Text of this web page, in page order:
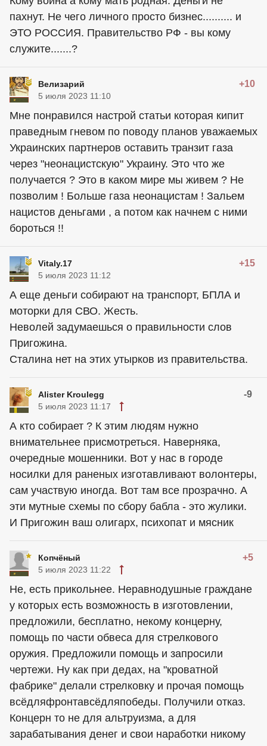
пахнут. Не чего личного просто бизнес.......... и
ЭТО РОССИЯ. Правительство РФ - вы кому
служите.......?
Велизарий +10
5 июля 2023 11:10
Мне понравился настрой статьи которая кипит
праведным гневом по поводу планов уважаемых
Украинских партнеров оставить транзит газа
через "неонацистскую" Украину. Это что же
получается ? Это в каком мире мы живем ? Не
позволим ! Больше газа неонацистам ! Зальем
нацистов деньгами , а потом как начнем с ними
бороться !!
Vitaly.17 +15
5 июля 2023 11:12
А еще деньги собирают на транспорт, БПЛА и
моторки для СВО. Жесть.
Неволей задумаешься о правильности слов
Пригожина.
Сталина нет на этих утырков из правительства.
Alister Kroulegg -9
5 июля 2023 11:17
А кто собирает ? К этим людям нужно
внимательнее присмотреться. Наверняка,
очередные мошенники. Вот у нас в городе
носилки для раненых изготавливают волонтеры,
сам участвую иногда. Вот там все прозрачно. А
эти мутные схемы по сбору бабла - это жулики.
И Пригожин ваш олигарх, психопат и мясник
Копчёный +5
5 июля 2023 11:22
Не, есть прикольнее. Неравнодушные граждане
у которых есть возможность в изготовлении,
предложили, бесплатно, некому концерну,
помощь по части обвеса для стрелкового
оружия. Предложили помощь и запросили
чертежи. Ну как при дедах, на "кроватной
фабрике" делали стрелковку и прочая помощь
всёдляфронтавсёдляпобеды. Получили отказ.
Концерн то не для альтруизма, а для
зарабатывания денег и свои наработки никому